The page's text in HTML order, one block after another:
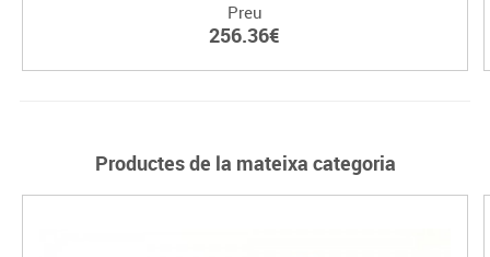
Preu
256.36€
Productes de la mateixa categoria